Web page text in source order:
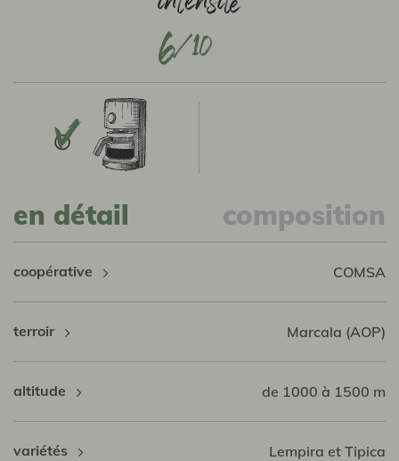
6
en détail composition
coopérative COMSA
terroir Marcala (AOP)
altitude de 1000 à 1500 m
variétés Lempira et Tipica